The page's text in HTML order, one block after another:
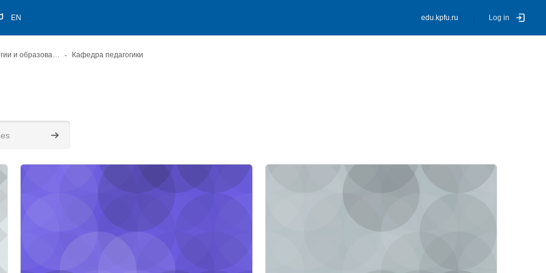
EN edu.kpfu.ru Log in
Институт психологии и образования Кафедра педагогики
Search courses
Course image" Вожатская деятельность